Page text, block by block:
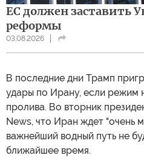
ЕС должен заставить
реформы
03.08.2026
В последние дни Трамп
удары по Ирану, если режим
пролива. Во вторник
News, что Иран ждет "очень
важнейший водный путь не
ближайшее время.